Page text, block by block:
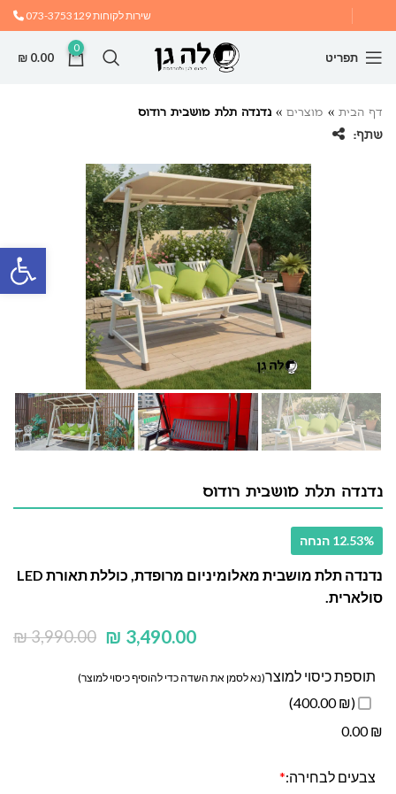
שירות לקוחות073-3753129
תפריט
0
₪ 0.00
דף הבית » מוצרים » נדנדה תלת מושבית רודוס
שתף:
נדנדה תלת מושבית רודוס
12.53% הנחה
נדנדה תלת מושבית מאלומיניום מרופדת, כוללת תאורת LED
סולארית.
₪3,990.00 ₪ 3,490.00
תוספת כיסוי למוצר(נא לסמן את השדה כדי להוסיף כיסוי למוצר)
(₪ 400.00)
₪
0.00
צבעים לבחירה:*